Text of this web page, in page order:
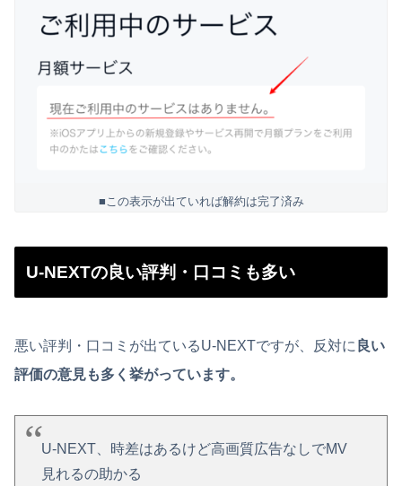
■この表示が出ていれば解約は完了済み
U-NEXTの良い評判・口コミも多い
悪い評判・口コミが出ているU-NEXTですが、反対に 良い
評価の意見も多く挙がっています。
U-NEXT、時差はあるけど高画質広告なしでMV
見れるの助かる